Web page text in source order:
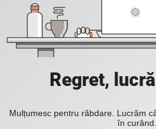
Regret,
Mulțumesc pentru răbdare. Lucrăm
în curând.